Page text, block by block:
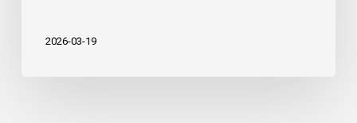
2026-03-19